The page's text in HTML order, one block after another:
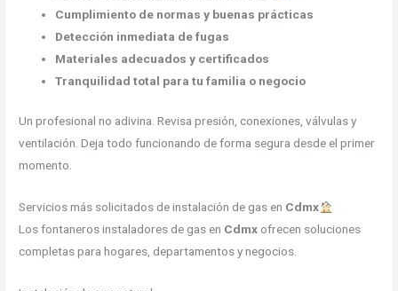
Cumplimiento de normas y buenas prácticas
Detección inmediata de fugas
Materiales adecuados y certificados
Tranquilidad total para tu familia o negocio
Un profesional no adivina. Revisa presión, conexiones, válvulas y
ventilación. Deja todo funcionando de forma segura desde el primer
momento.
Servicios más solicitados de instalación de gas en Cdmx
Los fontaneros instaladores de gas en Cdmx ofrecen soluciones
completas para hogares, departamentos y negocios.